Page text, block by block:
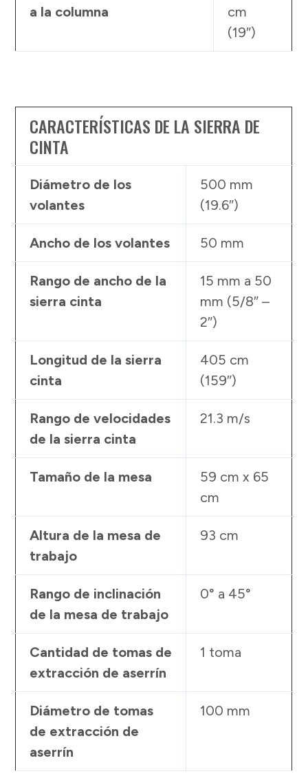
a la columna
cm
(19″)
CARACTERÍSTICAS DE LA SIERRA DE
CINTA
Diámetro de los
volantes
500 mm
(19.6″)
Ancho de los volantes 50 mm
Rango de ancho de la
sierra cinta
15 mm a 50
mm (5/8″ –
2″)
Longitud de la sierra
cinta
405 cm
(159″)
Rango de velocidades
de la sierra cinta
21.3 m/s
Tamaño de la mesa
59 cm x 65
cm
Altura de la mesa de
trabajo
93 cm
Rango de inclinación
de la mesa de trabajo
0° a 45°
Cantidad de tomas de
extracción de aserrín
1 toma
Diámetro de tomas
de extracción de
aserrín
100 mm